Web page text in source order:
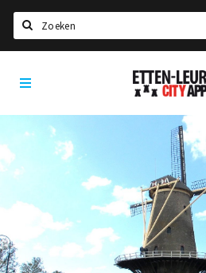
Home
Agenda
Party pics
Nieuws, interviews & blogs
Eten
Drinken
Leur
App